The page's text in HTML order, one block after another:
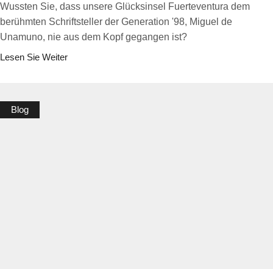
Wussten Sie, dass unsere Glücksinsel Fuerteventura dem
berühmten Schriftsteller der Generation '98, Miguel de
Unamuno, nie aus dem Kopf gegangen ist?
Lesen Sie Weiter
Blog